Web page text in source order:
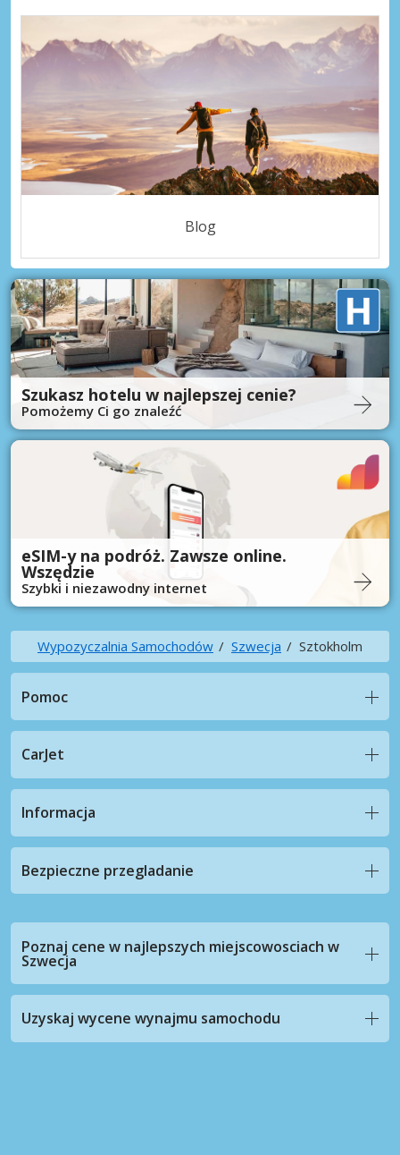
Blog
Szukasz hotelu w najlepszej cenie?
Pomożemy Ci go znaleźć
eSIM-y na podróż. Zawsze online.
Wszędzie
Szybki i niezawodny internet
Wypozyczalnia Samochodów Szwecja Sztokholm
Pomoc
CarJet
Informacja
Bezpieczne przegladanie
Poznaj cene w najlepszych miejscowosciach w
Szwecja
Uzyskaj wycene wynajmu samochodu